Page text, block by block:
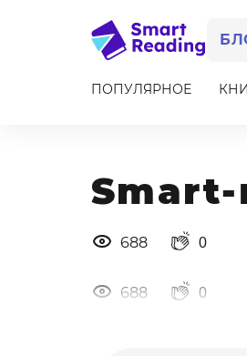
ПОПУЛЯРНОЕ
688 0
688 0